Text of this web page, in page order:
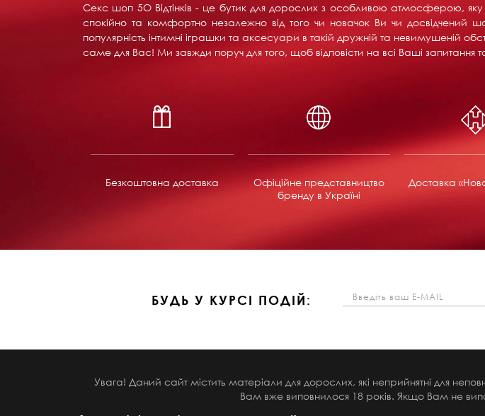
Секс шоп 5О Відтінків - це бутик для дорослих з особливою атмосферою,
спокійно та комфортно незалежно від того чи новачок Ви чи досвідчений
популярність інтимні іграшки та аксесуари в такій дружній та невимушеній
саме для Вас! Ми завжди поруч для того, щоб відповісти на всі Ваші запитання
Безкоштовна доставка
Офіційне представництво
бренду в Україні
Доставка
БУДЬ У КУРСІ ПОДІЙ:
Увага! Даний сайт містить матеріали для дорослих, які неприйнятні для
Вам вже виповнилося 18 років. Якщо Вам не